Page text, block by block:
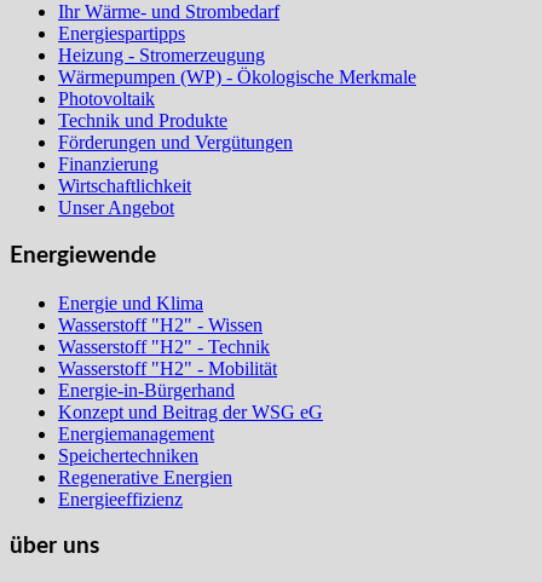
Ihr Wärme- und Strombedarf
Energiespartipps
Heizung - Stromerzeugung
Wärmepumpen (WP) - Ökologische Merkmale
Photovoltaik
Technik und Produkte
Förderungen und Vergütungen
Finanzierung
Wirtschaftlichkeit
Unser Angebot
Energiewende
Energie und Klima
Wasserstoff "H2" - Wissen
Wasserstoff "H2" - Technik
Wasserstoff "H2" - Mobilität
Energie-in-Bürgerhand
Konzept und Beitrag der WSG eG
Energiemanagement
Speichertechniken
Regenerative Energien
Energieeffizienz
über uns